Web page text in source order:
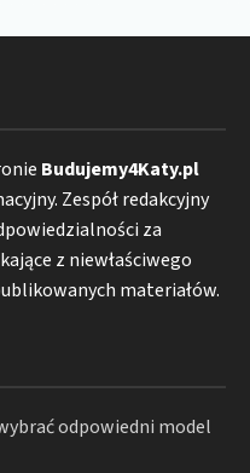
Budujemy4Katy.pl
Zespół redakcyjny
za
z niewłaściwego
materiałów.
odpowiedni model